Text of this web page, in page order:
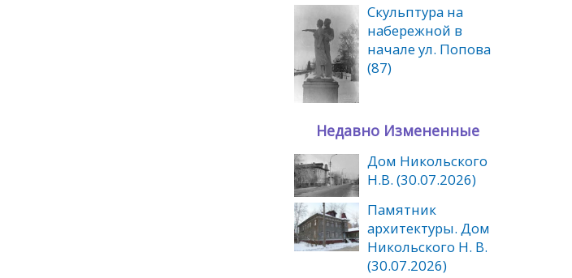
Скульптура на
набережной в
начале ул. Попова
(87)
Недавно Измененные
Дом Никольского
Н.В. (30.07.2026)
Памятник
архитектуры. Дом
Никольского Н. В.
(30.07.2026)